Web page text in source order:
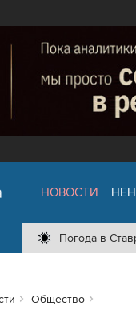
НОВОСТИ
Погода в
Общество